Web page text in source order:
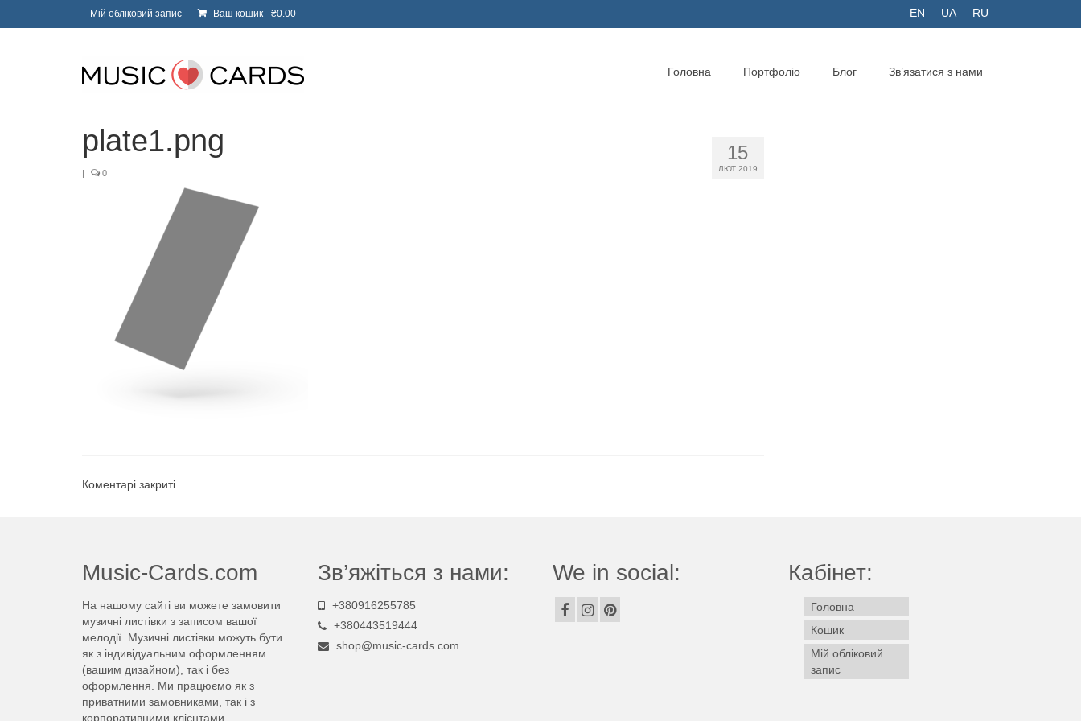
Мій обліковий запис Ваш кошик - ₴0.00 EN UA RU
Головна Портфоліо Блог Зв’язатися з нами
15
ЛЮТ 2019
plate1.png
| 0
Коментарі закриті.
Music-Cards.com
На нашому сайті ви можете замовити
музичні листівки з записом вашої
мелодії. Музичні листівки можуть бути
як з індивідуальним оформленням
(вашим дизайном), так і без
оформлення. Ми працюємо як з
приватними замовниками, так і з
корпоративними клієнтами.
Зв’яжіться з нами:
+380916255785
+380443519444
shop@music-cards.com
We in social: Кабінет:
Головна
Кошик
Мій обліковий
запис